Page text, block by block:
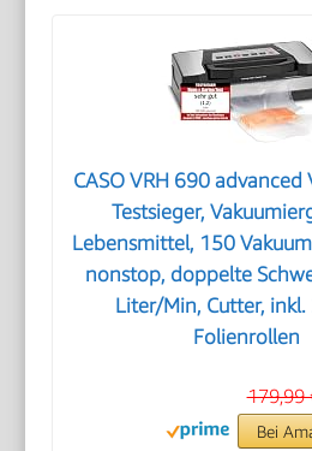
CASO VRH 690 advanced
Testsieger,
Lebensmittel, 150
nonstop, doppelte
Liter/Min, Cutter,
Folienrollen
179,99
Bei